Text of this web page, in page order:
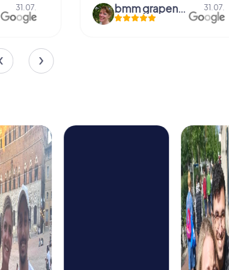
31.07. bmm grapendaal 31.07.